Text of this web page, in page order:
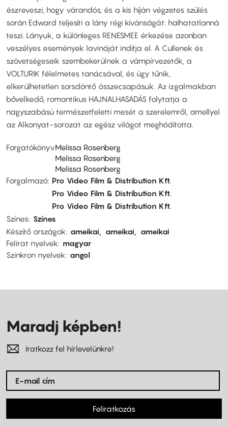
észreveszi, hogy várandós, és a kis híján végzetes szülés
során Edward teljesíti a lány régi kívánságát: halhatatlanná
teszi. Lányuk, a különleges RENESMEE érkezése azonban
veszélyes események lavináját indítja el. A Cullenek és
szövetségeseik szembekerülnek a vámpírvezetők, a
VOLTURIK félelmetes tanácsával, és úgy tűnik,
elkerülhetetlen sorsdöntő összecsapásuk. Az izgalmakban
bővelkedő, romantikus HAJNALHASADÁS folytatja a
nagyszabású természetfeletti mesét a szerelemről, amellyel
az Alkonyat-sorozat az egész világot meghódította.
ForgatókönyvMelissa Rosenberg
Melissa Rosenberg
Melissa Rosenberg
Forgalmazó Pro Video Film & Distribution Kft.
Pro Video Film & Distribution Kft.
Pro Video Film & Distribution Kft.
Színes Színes
Készítő országok
ameikai ameikai
ameikai
Felirat nyelvek
magyar
Szinkron nyelvek
angol
Maradj képben!
Iratkozz fel hírlevelünkre!
Feliratkozás